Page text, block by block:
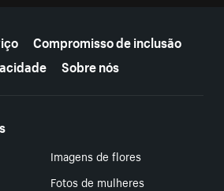
Compromisso de inclusão
Sobre nós
Imagens de flores
Fotos de mulheres